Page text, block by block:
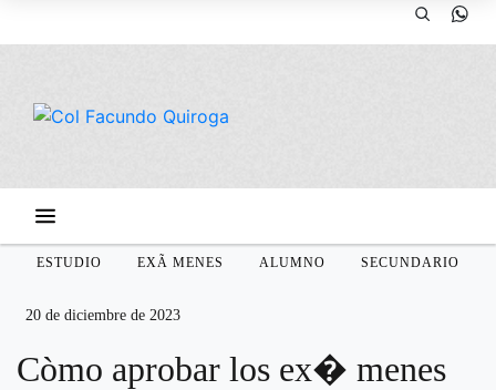
ESTUDIO EXÃ MENES ALUMNO SECUNDARIO
20 de diciembre de 2023
Còmo aprobar los ex� menes